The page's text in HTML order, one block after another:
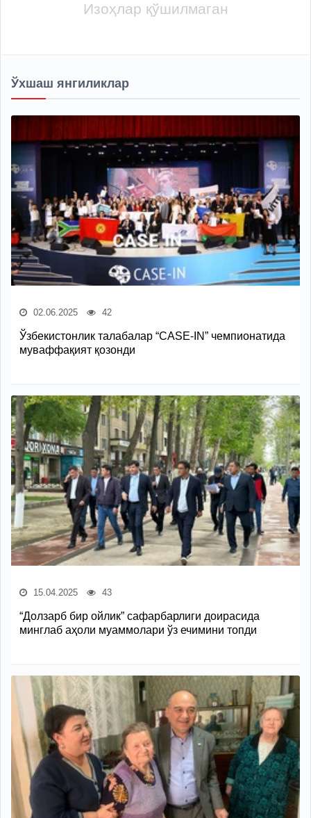
Изоҳлар қўшилмаган
Ўхшаш янгиликлар
02.06.2025 42
Ўзбекистонлик талабалар “CASE-IN” чемпионатида
муваффақият қозонди
15.04.2025 43
“Долзарб бир ойлик” сафарбарлиги доирасида
минглаб аҳоли муаммолари ўз ечимини топди